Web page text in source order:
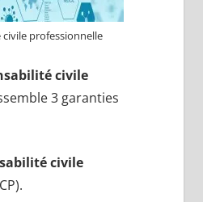
professionnelle
civile
3 garanties
civile